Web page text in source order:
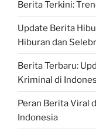
Berita Terkini:
Update Berita
Hiburan dan
Berita Terbaru:
Kriminal di
Peran Berita Viral
Indonesia